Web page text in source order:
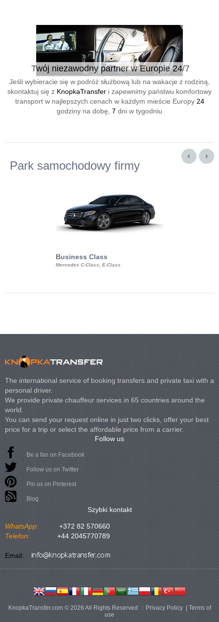
Twój niezawodny partner w Europie 24/7
Jeśli wybieracie się w podróż służbową lub na wakacje z rodziną,
skontaktuj się z KnopkaTransfer i zapewnimy państwu komfortowy
transport w najlepszych cenach w każdym mieście Europy 24
godziny na dobę, 7 dni w tygodniu
Park samochodowy firmy
Business Class
Mercedes C-Class, E-Class
The international service of booking transfers and private taxi with a
personal driver.
We provide private chauffeur services in 65 countries around the
world.
You can send your request online in just two clicks, offer your best
price for a trip or select the affordable price from a carrier.
Follow us
Be a fan on Facebook
Follow us on Twitter
Pin us on Pinterest
Blog
Szybki kontakt
WhatsApp:
+372 82 570660
Telefon:
+44 2045770789
Email:
KnopkaTransfer.com © 2026 All Rights Reserved Privacy Policy| Terms of
use